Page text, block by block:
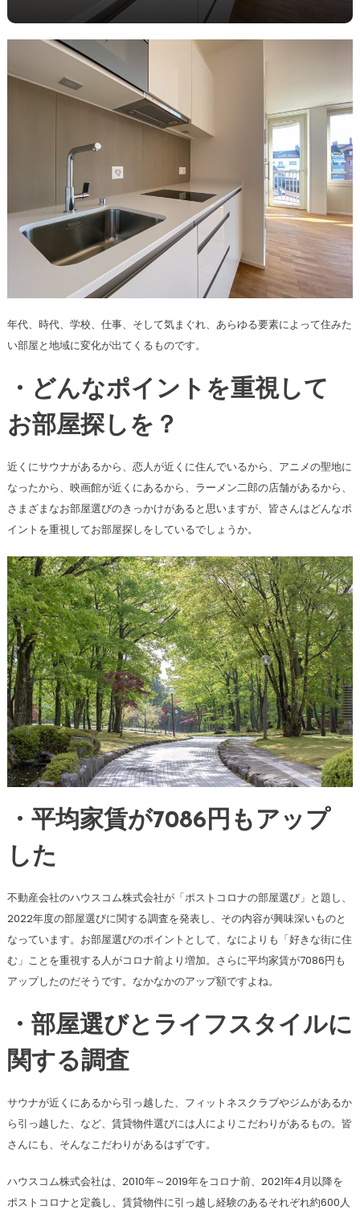
年代、時代、学校、仕事、そして気まぐれ、あらゆる要素によって住みた
い部屋と地域に変化が出てくるものです。
・どんなポイントを重視して
お部屋探しを？
近くにサウナがあるから、恋人が近くに住んでいるから、アニメの聖地に
なったから、映画館が近くにあるから、ラーメン二郎の店舗があるから、
さまざまなお部屋選びのきっかけがあると思いますが、皆さんはどんなポ
イントを重視してお部屋探しをしているでしょうか。
・平均家賃が7086円もアップ
した
不動産会社のハウスコム株式会社が「ポストコロナの部屋選び」と題し、
2022年度の部屋選びに関する調査を発表し、その内容が興味深いものと
なっています。お部屋選びのポイントとして、なによりも「好きな街に住
む」ことを重視する人がコロナ前より増加。さらに平均家賃が7086円も
アップしたのだそうです。なかなかのアップ額ですよね。
・部屋選びとライフスタイルに
関する調査
サウナが近くにあるから引っ越した、フィットネスクラブやジムがあるか
ら引っ越した、など、賃貸物件選びには人によりこだわりがあるもの。皆
さんにも、そんなこだわりがあるはずです。
ハウスコム株式会社は、2010年～2019年をコロナ前、2021年4月以降を
ポストコロナと定義し、賃貸物件に引っ越し経験のあるそれぞれ約600人